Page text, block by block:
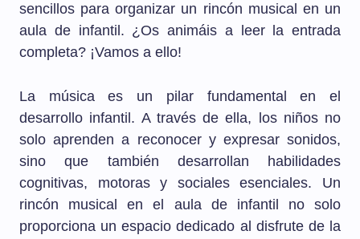
sencillos para organizar un rincón musical en un
aula de infantil. ¿Os animáis a leer la entrada
completa? ¡Vamos a ello!
La música es un pilar fundamental en el
desarrollo infantil. A través de ella, los niños no
solo aprenden a reconocer y expresar sonidos,
sino que también desarrollan habilidades
cognitivas, motoras y sociales esenciales. Un
rincón musical en el aula de infantil no solo
proporciona un espacio dedicado al disfrute de la